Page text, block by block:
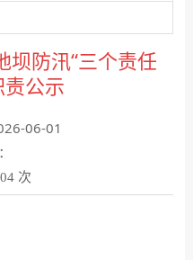
坝防汛“三个责任
责公示
06-01
次